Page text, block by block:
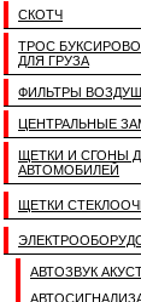
СКОТЧ
ТРОС
ДЛЯ ГРУЗА
ФИЛЬТРЫ
ЦЕНТРАЛЬНЫЕ
ЩЕТКИ И СГОНЫ
АВТОМОБИЛЕЙ
ЩЕТКИ
АВТОЗВУК